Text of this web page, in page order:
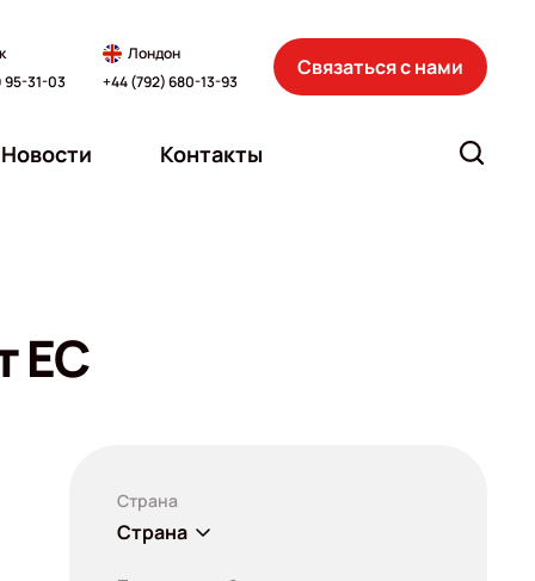
95-31-03
Лондон
+44 (792) 680-13-93
Связаться с нами
Новости Контакты
EC
Страна
Страна